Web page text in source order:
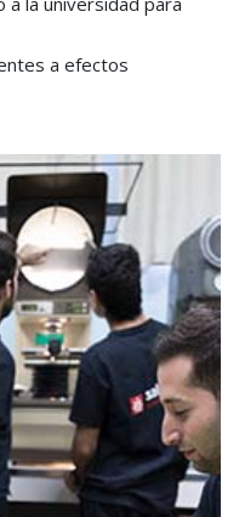
a efectos